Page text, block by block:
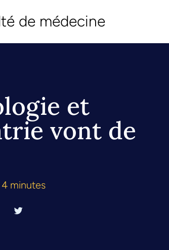
de médecine
et
vont de
4 minutes